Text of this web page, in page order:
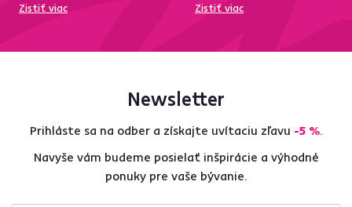
Zistiť viac
Zistiť viac
Newsletter
Prihláste sa na odber a získajte uvítaciu zľavu -5 %.
Navyše vám budeme posielať inšpirácie a výhodné
ponuky pre vaše bývanie.